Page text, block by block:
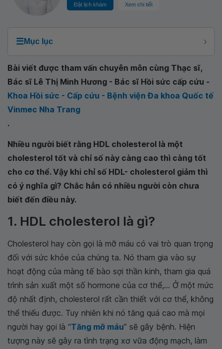
Đặt lịch khám Xem chi tiết
☰Mục lục
Bài viết được tham vấn chuyên môn cùng Thạc sĩ,
Bác sĩ Lê Thị Minh Hương - Bác sĩ Hồi sức cấp cứu -
Khoa Hồi sức - Cấp cứu - Bệnh viện Đa khoa Quốc tế
Vinmec Nha Trang
.
Nhiều người biết rằng HDL cholesterol là một
cholesterol tốt và chỉ số này càng cao thì càng tốt
cho cơ thể. Vậy khi chỉ số HDL- cholesterol giảm thì
có ý nghĩa gì? Chắc hẳn có nhiều người còn chưa
biết đến điều này.
1. HDL cholesterol là gì?
Cholesterol hay còn gọi là mỡ máu có vai trò quan trọng
đối với sức khỏe của chúng ta. Nó tham gia vào sự
hoạt động của màng tế bào sợi thần kinh, tham gia quá
trình sản xuất một số hormone của cơ thể,... Ở một mức
độ nhất định, cholesterol rất cần thiết với cơ thể, không
thể thiếu được. Tuy nhiên khi nó tăng quá cao mà mọi
người hay gọi là “Tăng mỡ máu” sẽ gây bệnh. Hiện
tượng này sẽ gây ra tình trạng xơ vữa động mạch, làm